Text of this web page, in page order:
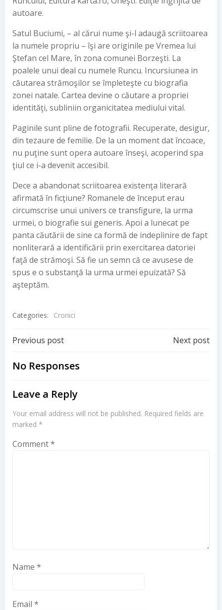
autoare.
Satul Buciumi, – al cărui nume şi-l adaugă scriitoarea
la numele propriu – îşi are originile pe Vremea lui
Ştefan cel Mare, în zona comunei Borzeşti. La
poalele unui deal cu numele Runcu. Incursiunea in
căutarea strămoşilor se împleteşte cu biografia
zonei natale. Cartea devine o căutare a propriei
identităţi, subliniin organicitatea mediului vital.
Paginile sunt pline de fotografii. Recuperate, desigur,
din tezaure de femilie. De la un moment dat încoace,
nu puţine sunt opera autoare înseşi, acoperind spa
ţiul ce i-a devenit accesibil.
Dece a abandonat scriitoarea existenţa literară
afirmată în ficţiune? Romanele de început erau
circumscrise unui univers ce transfigure, la urma
urmei, o biografie sui generis. Apoi a lunecat pe
panta căutării de sine ca formă de indeplinire de fapt
nonliterară a identificării prin exercitarea datoriei
faţă de strămoşi. Să fie un semn că ce avusese de
spus e o substanţă la urma urmei epuizată? Să
aşteptăm.
Categories: Cronici
Post
navigation
Previous post Next post
No Responses
Leave a Reply
Your email address will not be published. Required fields are
marked *
Comment*
Name *
Email *